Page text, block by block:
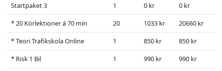
Startpaket 3 1 0 kr
0 kr
* 20 Körlektioner á 70 min
20 1033 kr
20660 kr
* Teori Trafikskola Online
1 850 kr
850 kr
* Risk 1 Bil
1 990 kr
990 kr